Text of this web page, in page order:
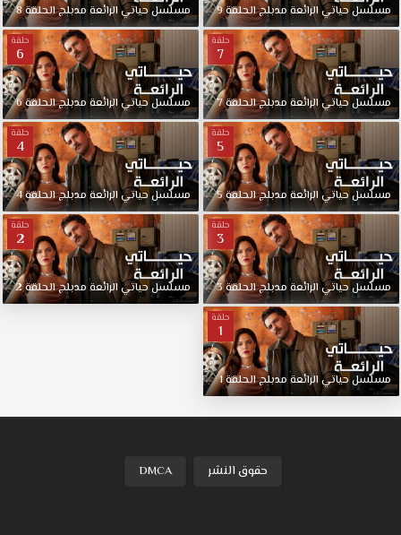
مسلسلحياتي الرائعة مدبلجالحلقة9 مسلسلحياتي الرائعة مدبلجالحلقة8
حلقة
7
مسلسلحياتي الرائعة مدبلجالحلقة7
حلقة
6
مسلسلحياتي الرائعة مدبلجالحلقة6
حلقة
5
مسلسلحياتي الرائعة مدبلجالحلقة5
حلقة
4
مسلسلحياتي الرائعة مدبلجالحلقة4
حلقة
3
مسلسلحياتي الرائعة مدبلجالحلقة3
حلقة
2
مسلسلحياتي الرائعة مدبلجالحلقة2
حلقة
1
مسلسلحياتي الرائعة مدبلجالحلقة1
حقوق النشر DMCA